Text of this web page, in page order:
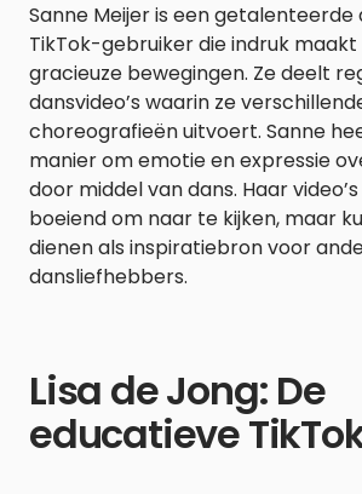
Sanne Meijer is een getalenteerde
TikTok-gebruiker die indruk
gracieuze bewegingen. Ze deelt
dansvideo’s waarin ze
choreografieën uitvoert. Sanne
manier om emotie en expressie
door middel van dans. Haar
boeiend om naar te kijken, maar
dienen als inspiratiebron voor
dansliefhebbers.
Lisa de Jong: De
educatieve